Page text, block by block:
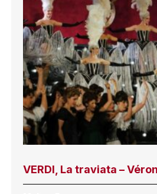
VERDI, La traviata –